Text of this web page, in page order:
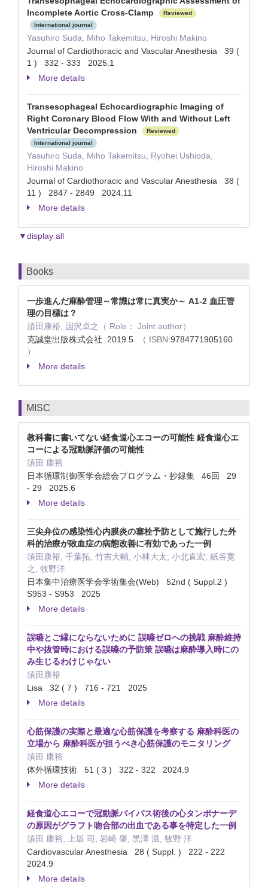
Incomplete Aortic Cross-Clamp
Reviewed
International journal
Yasuhiro Suda, Miho Takemitsu, Hiroshi Makino
Journal of Cardiothoracic and Vascular Anesthesia 39 (
1 ) 332 - 333 2025.1
More details
Transesophageal Echocardiographic Imaging of
Right Coronary Blood Flow With and Without Left
Ventricular Decompression
Reviewed
International journal
Yasuhiro Suda, Miho Takemitsu, Ryohei Ushioda,
Hiroshi Makino
Journal of Cardiothoracic and Vascular Anesthesia 38 (
11 ) 2847 - 2849 2024.11
More details
▼display all
Books
一歩進んだ麻酔管理～常識は常に真実か～ A1-2 血圧管
理の目標は？
須田康裕, 国沢卓之（ Role： Joint author）
克誠堂出版株式会社 2019.5
（ ISBN:9784771905160
）
More details
MISC
教科書に書いてない経食道心エコーの可能性 経食道心エ
コーによる冠動脈評価の可能性
須田 康裕
日本循環制御医学会総会プログラム・抄録集 46回 29
- 29 2025.6
More details
三尖弁位の感染性心内膜炎の塞栓予防として施行した外
科的治療が敗血症の病態改善に有効であった一例
須田康裕, 千葉拓, 竹吉大輔, 小林大太, 小北直宏, 紙谷寛
之, 牧野洋
日本集中治療医学会学術集会(Web) 52nd ( Suppl.2 )
S953 - S953 2025
More details
誤嚥とご縁にならないために 誤嚥ゼロへの挑戦 麻酔維持
中や抜管時における誤嚥の予防策 誤嚥は麻酔導入時にの
み生じるわけじゃない
須田康裕
Lisa 32 ( 7 ) 716 - 721 2025
More details
心筋保護の実際と最適な心筋保護を考察する 麻酔科医の
立場から 麻酔科医が担うべき心筋保護のモニタリング
須田 康裕
体外循環技術 51 ( 3 ) 322 - 322 2024.9
More details
経食道心エコーで冠動脈バイパス術後の心タンポナーデ
の原因がグラフト吻合部の出血である事を特定した一例
須田 康裕, 上坂 司, 岩崎 肇, 黒澤 温, 牧野 洋
Cardiovascular Anesthesia 28 ( Suppl. ) 222 - 222
2024.9
More details